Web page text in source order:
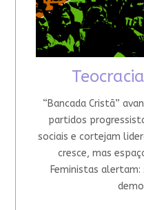
“Bancada Cristã”
partidos
sociais e cortejam
cresce, mas
Feministas